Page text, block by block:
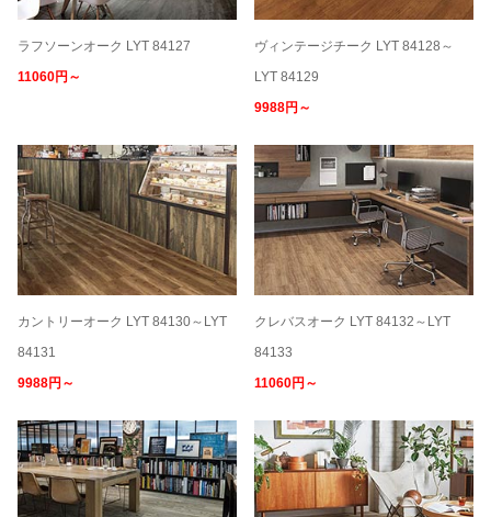
ラフソーンオーク LYT 84127
11060円～
ヴィンテージチーク LYT 84128～
LYT 84129
9988円～
カントリーオーク LYT 84130～LYT
84131
9988円～
クレバスオーク LYT 84132～LYT
84133
11060円～